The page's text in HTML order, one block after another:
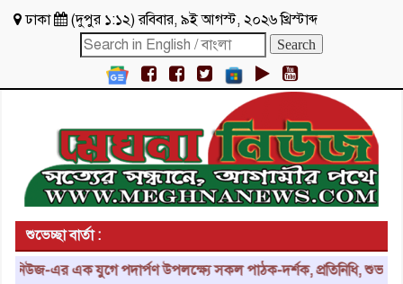
ঢাকা (দুপুর ১:১২)রবিবার, ৯ই আগস্ট, ২০২৬ খ্রিস্টাব্দ
শুভেচ্ছা বার্তা :
যুগে পদার্পণ উপলক্ষ্যে সকল পাঠক-দর্শক, প্রতিনিধি, শুভাকাঙ্ক্ষী,